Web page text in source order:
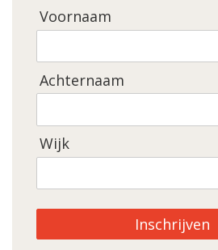
Voornaam
Achternaam
Wijk
Inschrijven